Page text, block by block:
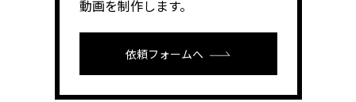
動画を制作します。
依頼フォームへ